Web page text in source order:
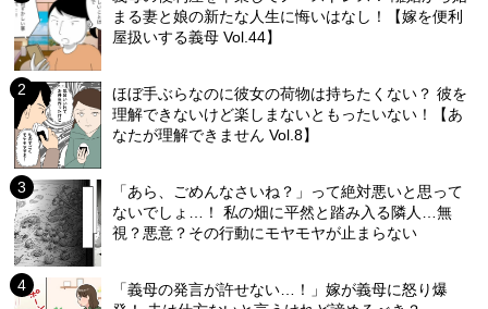
まる妻と娘の新たな人生に悔いはなし！【嫁を便利
屋扱いする義母 Vol.44】
ほぼ手ぶらなのに彼女の荷物は持ちたくない？ 彼を
理解できないけど楽しまないともったいない！【あ
なたが理解できません Vol.8】
「あら、ごめんなさいね？」って絶対悪いと思って
ないでしょ…！ 私の畑に平然と踏み入る隣人…無
視？悪意？その行動にモヤモヤが止まらない
「義母の発言が許せない…！」嫁が義母に怒り爆